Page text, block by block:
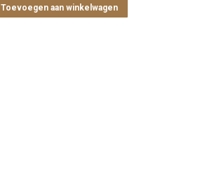
was:
is:
Toevoegen aan winkelwagen